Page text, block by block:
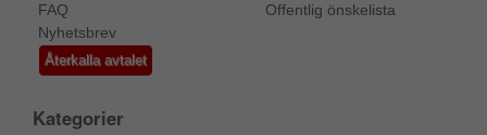
FAQ
Nyhetsbrev
Återkalla avtalet
Offentlig önskelista
Kategorier